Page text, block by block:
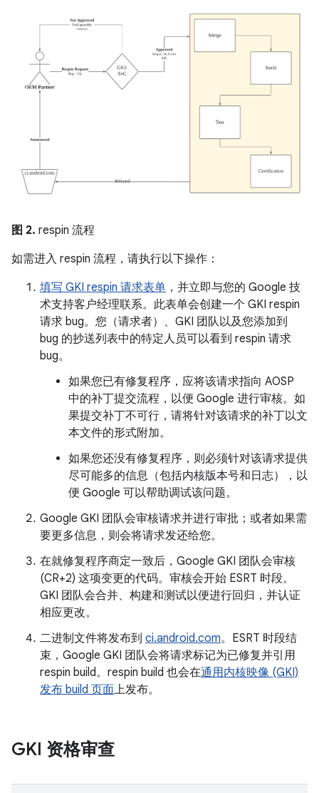
图 2. respin 流程
如需进入 respin 流程，请执行以下操作：
填写 GKI respin 请求表单 ，并立即与您的 Google 技
术支持客户经理联系。此表单会创建一个 GKI respin
请求 bug。您（请求者）、GKI 团队以及您添加到
bug 的抄送列表中的特定人员可以看到 respin 请求
bug。
如果您已有修复程序，应将该请求指向 AOSP
中的补丁提交流程，以便 Google 进行审核。如
果提交补丁不可行，请将针对该请求的补丁以文
本文件的形式附加。
如果您还没有修复程序，则必须针对该请求提供
尽可能多的信息（包括内核版本号和日志），以
便 Google 可以帮助调试该问题。
Google GKI 团队会审核请求并进行审批；或者如果需
要更多信息，则会将请求发还给您。
在就修复程序商定一致后，Google GKI 团队会审核
(CR+2) 这项变更的代码。审核会开始 ESRT 时段。
GKI 团队会合并、构建和测试以便进行回归，并认证
相应更改。
二进制文件将发布到 ci.android.com。ESRT 时段结
束，Google GKI 团队会将请求标记为已修复并引用
respin build。respin build 也会在通用内核映像 (GKI)
发布 build 页面上发布。
GKI 资格审查